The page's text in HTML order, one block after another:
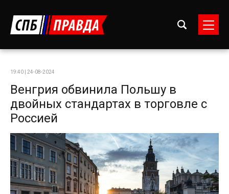
19:40 | 24-08-2024
Венгрия обвинила Польшу в
двойных стандартах в торговле с
Россией